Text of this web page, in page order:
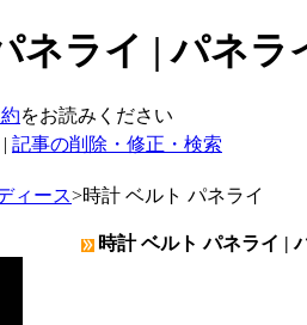
ネライ | パネ
をお読みください
| 記事の削除・修正・検索
ィース>時計 ベルト パネライ
時計 ベルト パネライ |